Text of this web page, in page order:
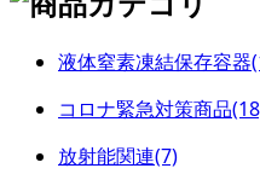
液体窒素凍結保存容器
コロナ緊急対策商品
放射能関連(7)